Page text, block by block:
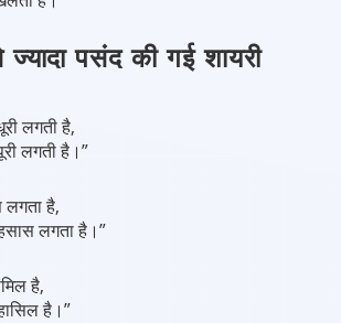
पसंद की गई शायरी
लगती है,
लगती है।”
लगता है,
लगता है।”
है,
है।”